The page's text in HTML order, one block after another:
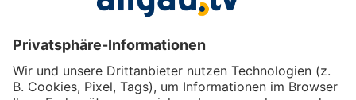
Das könnte Dich auch
interessieren